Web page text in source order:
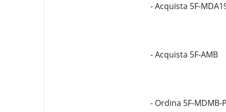
- Acquista 5F-
- Acquista 5F-AMB
- Ordina 5F-MDMB-